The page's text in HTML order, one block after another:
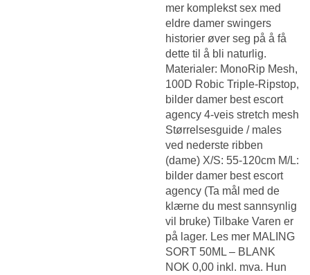
mer komplekst sex med
eldre damer swingers
historier øver seg på å få
dette til å bli naturlig.
Materialer: MonoRip Mesh,
100D Robic Triple-Ripstop,
bilder damer best escort
agency 4-veis stretch mesh
Størrelsesguide / males
ved nederste ribben
(dame) X/S: 55-120cm M/L:
bilder damer best escort
agency (Ta mål med de
klærne du mest sannsynlig
vil bruke) Tilbake Varen er
på lager. Les mer MALING
SORT 50ML – BLANK
NOK 0,00 inkl. mva. Hun